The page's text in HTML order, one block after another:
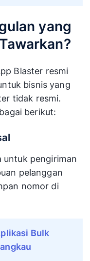
yang
Blaster resmi
bisnis yang
tidak resmi.
berikut:
untuk pengiriman
pelanggan
nomor di
Bulk